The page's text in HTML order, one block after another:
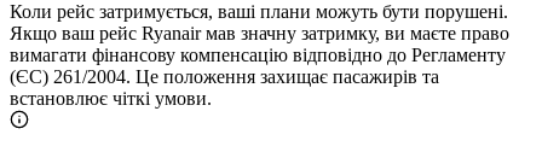
Коли рейс затримується, ваші плани можуть бути порушені.
Якщо ваш рейс Ryanair мав значну затримку, ви маєте право
вимагати фінансову компенсацію відповідно до Регламенту
(ЄС) 261/2004. Це положення захищає пасажирів та
встановлює чіткі умови.